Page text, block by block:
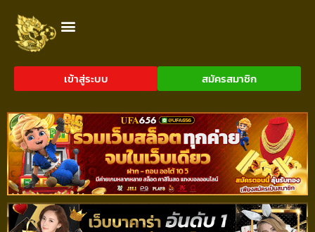
เข้าสู่ระบบ สมัครสมาชิก